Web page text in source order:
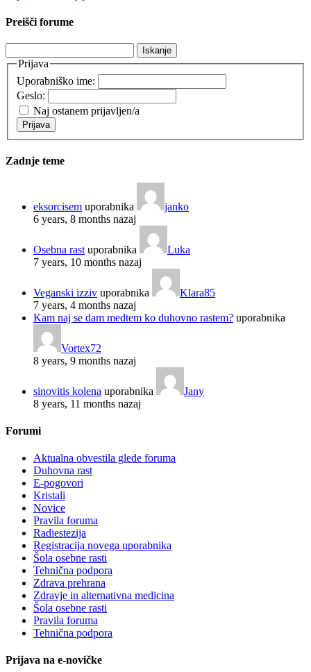
Preišči forume
Prijava
Uporabniško ime:
Geslo:
Naj ostanem prijavljen/a
Prijava
Zadnje teme
eksorcisem uporabnika
janko
6 years, 8 months nazaj
Osebna rast uporabnika
Luka
7 years, 10 months nazaj
Veganski izziv uporabnika
Klara85
7 years, 4 months nazaj
Kam naj se dam medtem ko duhovno rastem? uporabnika
Vortex72
8 years, 9 months nazaj
sinovitis kolena uporabnika
Jany
8 years, 11 months nazaj
Forumi
Aktualna obvestila glede foruma
Duhovna rast
E-pogovori
Kristali
Novice
Pravila foruma
Radiestezija
Registracija novega uporabnika
Šola osebne rasti
Tehnična podpora
Zdrava prehrana
Zdravje in alternativna medicina
Šola osebne rasti
Pravila foruma
Tehnična podpora
Prijava na e-novičke